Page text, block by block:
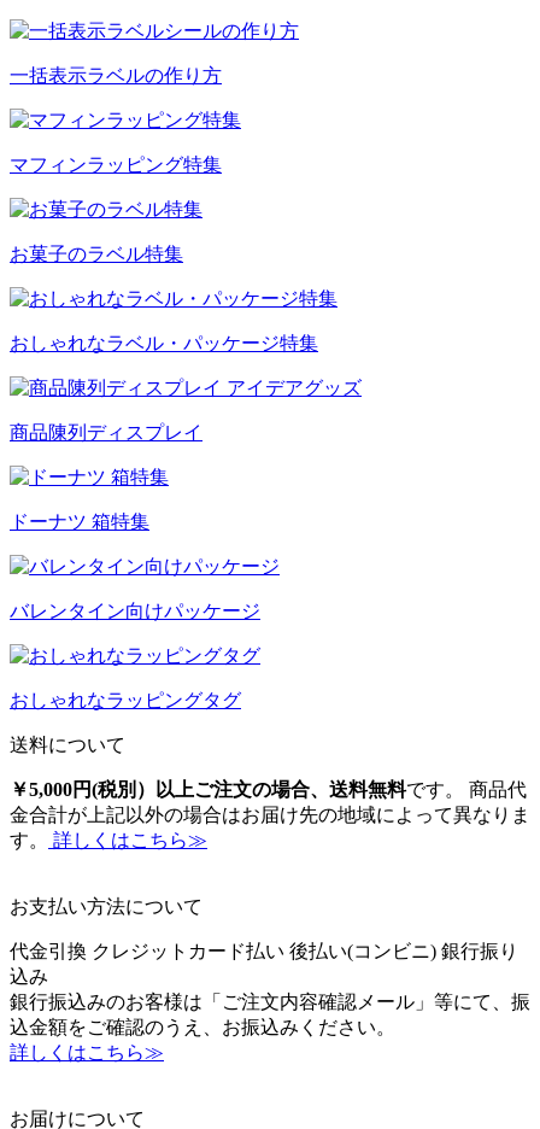
一括表示ラベルの作り方
マフィンラッピング特集
お菓子のラベル特集
おしゃれなラベル・パッケージ特集
商品陳列ディスプレイ
ドーナツ 箱特集
バレンタイン向けパッケージ
おしゃれなラッピングタグ
送料について
￥5,000円(税別）以上ご注文の場合、送料無料です。 商品代
金合計が上記以外の場合はお届け先の地域によって異なりま
す。
詳しくはこちら≫
お支払い方法について
代金引換 クレジットカード払い 後払い(コンビニ) 銀行振り
込み
銀行振込みのお客様は「ご注文内容確認メール」等にて、振
込金額をご確認のうえ、お振込みください。
詳しくはこちら≫
お届けについて